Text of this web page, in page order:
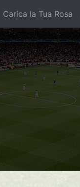
Carica la Tua Rosa